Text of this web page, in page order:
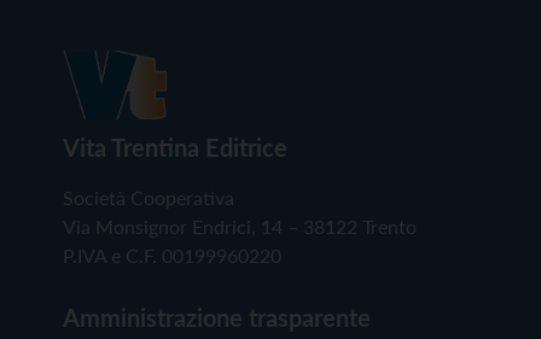
Vita Trentina Editrice
Società Cooperativa
Via Monsignor Endrici, 14 – 38122 Trento
P.IVA e C.F. 00199960220
Amministrazione trasparente